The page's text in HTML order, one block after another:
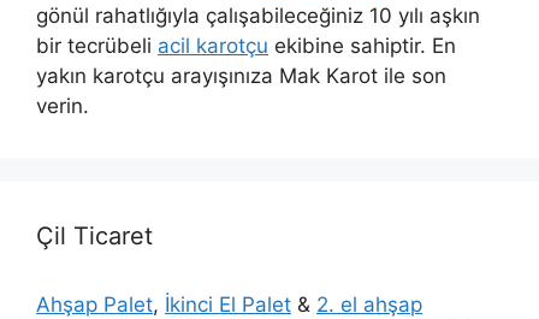
gönül rahatlığıyla çalışabileceğiniz 10 yılı aşkın
bir tecrübeli acil karotçu ekibine sahiptir. En
yakın karotçu arayışınıza Mak Karot ile son
verin.
Çil Ticaret
Ahşap Palet, İkinci El Palet & 2. el ahşap